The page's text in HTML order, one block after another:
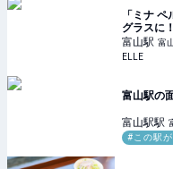
「ミナ
グラスに
富山駅 富
ELLE
富山駅の
富山駅駅
#この駅が